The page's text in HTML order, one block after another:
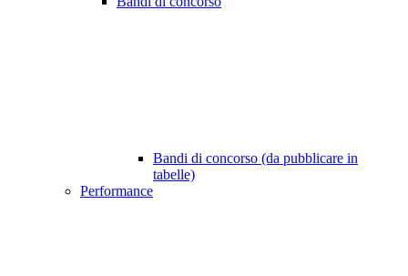
Bandi di concorso (da pubblicare in
tabelle)
Performance